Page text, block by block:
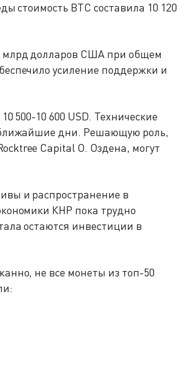
стоимость BTC составила 10 120
млрд долларов США при общем
усиление поддержки и
500-10 600 USD. Технические
дни. Решающую роль,
Capital О. Оздена, могут
и распространение в
КНР пока трудно
остаются инвестиции в
не все монеты из топ-50